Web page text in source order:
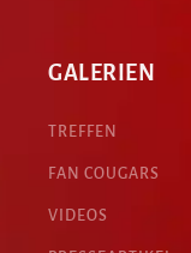
GALERIEN
TREFFEN
FAN COUGARS
VIDEOS